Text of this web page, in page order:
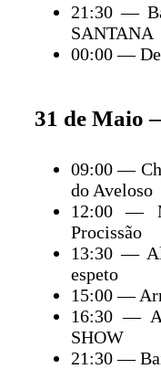
21:30 —
SANTANA
00:00 —
31 de Maio
09:00 —
do Aveloso
12:00 —
Procissão
13:30 —
espeto
15:00 —
16:30 —
SHOW
21:30 —